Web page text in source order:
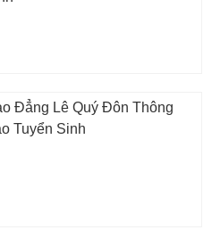
Đẳng Lê Quý Đôn Thông
Tuyển Sinh